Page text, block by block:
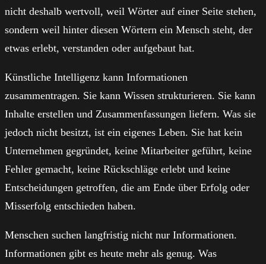
nicht deshalb wertvoll, weil Wörter auf einer Seite stehen,
sondern weil hinter diesen Wörtern ein Mensch steht, der
etwas erlebt, verstanden oder aufgebaut hat.
Künstliche Intelligenz kann Informationen
zusammentragen. Sie kann Wissen strukturieren. Sie kann
Inhalte erstellen und Zusammenfassungen liefern. Was sie
jedoch nicht besitzt, ist ein eigenes Leben. Sie hat kein
Unternehmen gegründet, keine Mitarbeiter geführt, keine
Fehler gemacht, keine Rückschläge erlebt und keine
Entscheidungen getroffen, die am Ende über Erfolg oder
Misserfolg entschieden haben.
Menschen suchen langfristig nicht nur Informationen.
Informationen gibt es heute mehr als genug. Was